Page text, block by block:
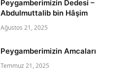
Peygamberimizin Dedesi –
Abdulmuttalib bin Hâşim
Ağustos 21, 2025
Peygamberimizin Amcaları
Temmuz 21, 2025